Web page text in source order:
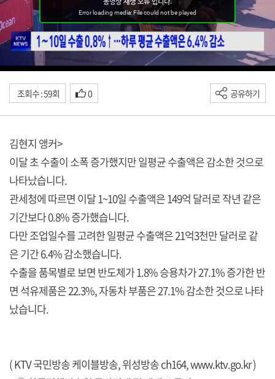
조회수 : 59회 0 공유하기
김현지 앵커>
이달 초 수출이 소폭 증가했지만 일평균 수출액은 감소한 것으로
나타났습니다.
관세청에 따르면 이달 1~10일 수출액은 149억 달러로 작년 같은
기간보다 0.8% 증가했습니다.
다만 조업일수를 고려한 일평균 수출액은 21억3천만 달러로 같
은 기간 6.4% 감소했습니다.
수출을 품목별로 보면 반도체가 1.8% 승용차가 27.1% 증가한 반
면 석유제품은 22.3%, 자동차 부품은 27.1% 감소한 것으로 나타
났습니다.
( KTV 국민방송 케이블방송, 위성방송 ch164,www.ktv.go.kr)